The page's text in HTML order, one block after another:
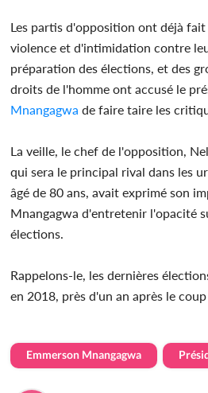
Les partis d'opposition ont déjà fait
violence et d'intimidation contre
préparation des élections, et des
droits de l'homme ont accusé le
Mnangagwa de faire taire les
La veille, le chef de l'opposition,
qui sera le principal rival dans les
âgé de 80 ans, avait exprimé son
Mnangagwa d'entretenir l'opacité
élections.
Rappelons-le, les dernières
en 2018, près d'un an après le
Emmerson Mnangagwa